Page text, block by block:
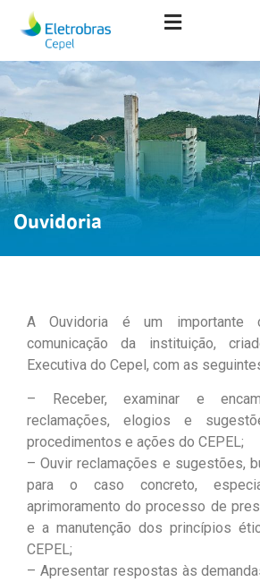
Ouvidoria
A Ouvidoria é um importante
comunicação da instituição,
Executiva do Cepel, com as
– Receber, examinar e
reclamações, elogios e
procedimentos e ações do CEPEL;
– Ouvir reclamações e sugestões,
para o caso concreto,
aprimoramento do processo de
e a manutenção dos princípios
CEPEL;
– Apresentar respostas às